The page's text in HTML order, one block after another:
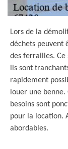
Lors de la
déchets peuvent
des ferrailles. Ce
ils sont
rapidement
louer une
besoins sont
pour la location.
abordables.